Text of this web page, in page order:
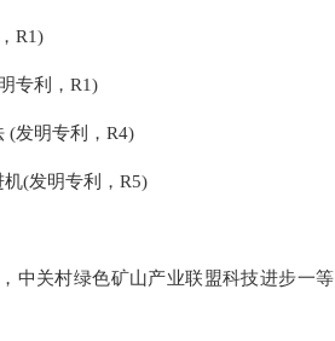
R1)
专利，R1)
(发明专利，R4)
(发明专利，R5)
中关村绿色矿山产业联盟科技进步一等